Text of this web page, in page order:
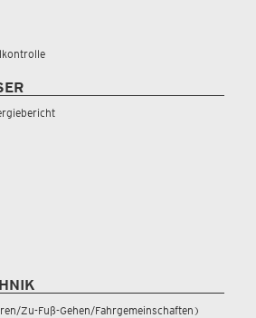
Zu-Fuß-Gehen/Fahrgemeinschaften)